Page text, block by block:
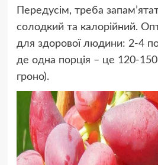
Передусім, треба
солодкий та калорійний.
для здорової людини: 2-4
де одна порція – це 120-
гроно).